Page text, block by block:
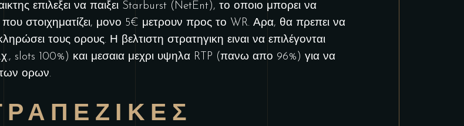
επιλεξει να παιξει Starburst (NetEnt), το οποιο μπορει να
που στοιχηματίζει, μονο 5€ μετρουν προς το WR. Αρα, θα πρεπει να
τους ορους. Η βελτιστη στρατηγικη ειναι να επιλέγονται
slots 100%) και μεσαια μεχρι υψηλα RTP (πανω απο 96%) για να
των ορων.